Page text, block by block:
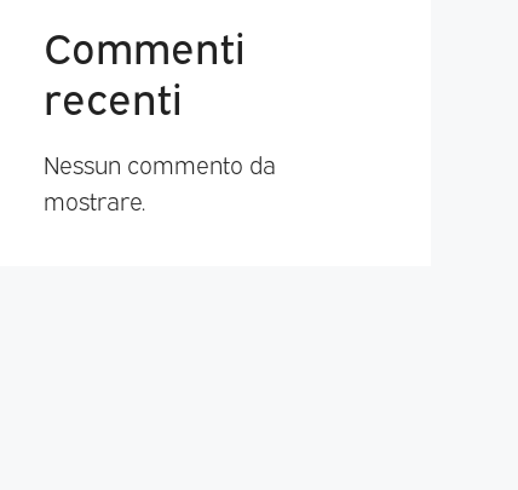
Commenti
recenti
Nessun commento da
mostrare.